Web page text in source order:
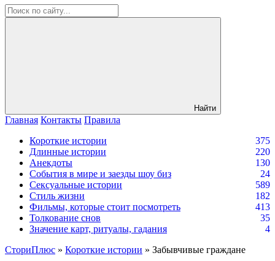
Найти
Главная Контакты Правила
Короткие истории
375
Длинные истории
220
Анекдоты
130
События в мире и заезды шоу биз
24
Сексуальные истории
589
Стиль жизни
182
Фильмы, которые стоит посмотреть
413
Толкование снов
35
Значение карт, ритуалы, гадания
4
СториПлюс » Короткие истории » Забывчивые граждане